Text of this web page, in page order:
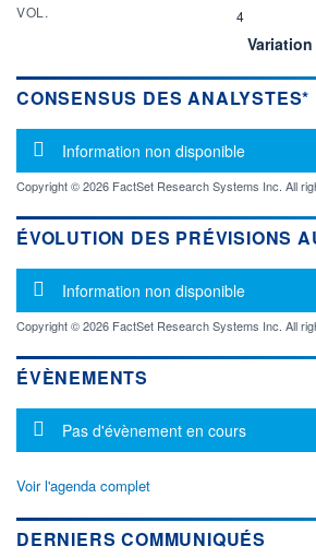
VOL.
4
CONSENSUS DES ANALYSTES*
Message d'information
Information non disponible
Copyright © 2026 FactSet Research Systems Inc. All
ÉVOLUTION DES PRÉVISIONS
Message d'information
Information non disponible
Copyright © 2026 FactSet Research Systems Inc. All
ÉVÈNEMENTS
Message d'information
Pas d'évènement en cours
Voir l'agenda complet
DERNIERS COMMUNIQUÉS